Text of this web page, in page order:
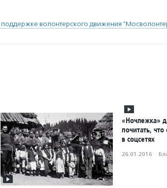
поддержке волонтерского движения
«Ночлежка»
почитать,
в соцсетях
26.01.2016 ·